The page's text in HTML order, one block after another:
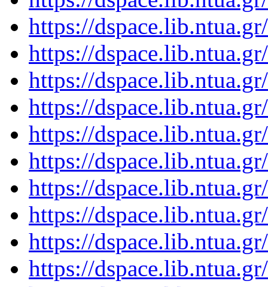
https://
https://
https://
https://
https://
https://
https://
https://
https://
https://